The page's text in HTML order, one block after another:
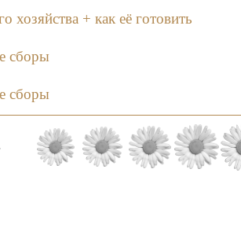
хозяйства + как её готовить
сборы
сборы